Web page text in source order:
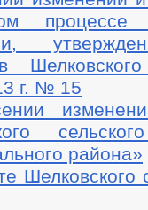
г. № 15
района»
Шелковского